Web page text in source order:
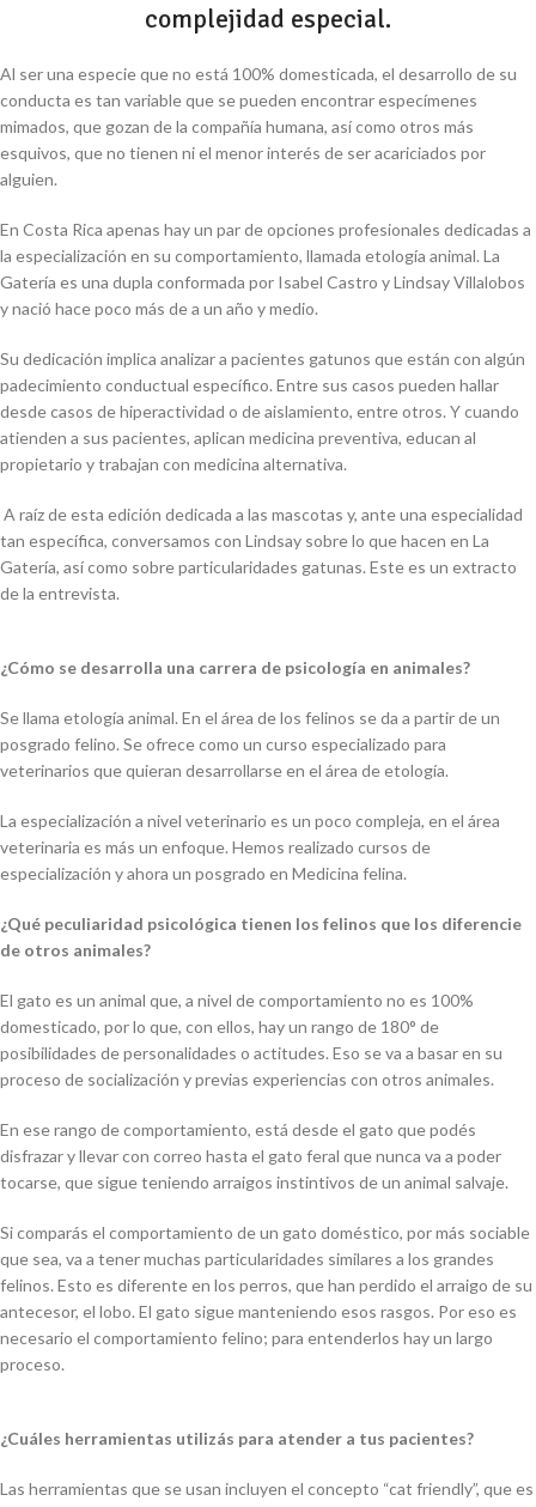
complejidad especial.
Al ser una especie que no está 100% domesticada, el desarrollo de su
conducta es tan variable que se pueden encontrar especímenes
mimados, que gozan de la compañía humana, así como otros más
esquivos, que no tienen ni el menor interés de ser acariciados por
alguien.
En Costa Rica apenas hay un par de opciones profesionales dedicadas a
la especialización en su comportamiento, llamada etología animal. La
Gatería es una dupla conformada por Isabel Castro y Lindsay Villalobos
y nació hace poco más de a un año y medio.
Su dedicación implica analizar a pacientes gatunos que están con algún
padecimiento conductual específico. Entre sus casos pueden hallar
desde casos de hiperactividad o de aislamiento, entre otros. Y cuando
atienden a sus pacientes, aplican medicina preventiva, educan al
propietario y trabajan con medicina alternativa.
A raíz de esta edición dedicada a las mascotas y, ante una especialidad
tan específica, conversamos con Lindsay sobre lo que hacen en La
Gatería, así como sobre particularidades gatunas. Este es un extracto
de la entrevista.
¿Cómo se desarrolla una carrera de psicología en animales?
Se llama etología animal. En el área de los felinos se da a partir de un
posgrado felino. Se ofrece como un curso especializado para
veterinarios que quieran desarrollarse en el área de etología.
La especialización a nivel veterinario es un poco compleja, en el área
veterinaria es más un enfoque. Hemos realizado cursos de
especialización y ahora un posgrado en Medicina felina.
¿Qué peculiaridad psicológica tienen los felinos que los diferencie
de otros animales?
El gato es un animal que, a nivel de comportamiento no es 100%
domesticado, por lo que, con ellos, hay un rango de 180° de
posibilidades de personalidades o actitudes. Eso se va a basar en su
proceso de socialización y previas experiencias con otros animales.
En ese rango de comportamiento, está desde el gato que podés
disfrazar y llevar con correo hasta el gato feral que nunca va a poder
tocarse, que sigue teniendo arraigos instintivos de un animal salvaje.
Si comparás el comportamiento de un gato doméstico, por más sociable
que sea, va a tener muchas particularidades similares a los grandes
felinos. Esto es diferente en los perros, que han perdido el arraigo de su
antecesor, el lobo. El gato sigue manteniendo esos rasgos. Por eso es
necesario el comportamiento felino; para entenderlos hay un largo
proceso.
¿Cuáles herramientas utilizás para atender a tus pacientes?
Las herramientas que se usan incluyen el concepto “cat friendly”, que es